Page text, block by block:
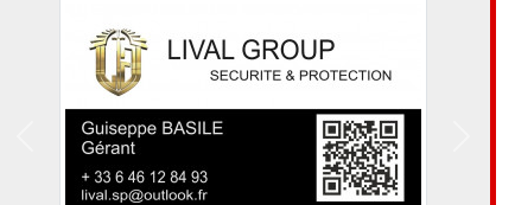
Précedent